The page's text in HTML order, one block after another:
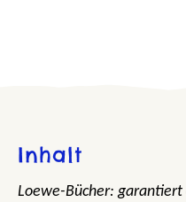
Inhalt
Loewe-Bücher: garantiert